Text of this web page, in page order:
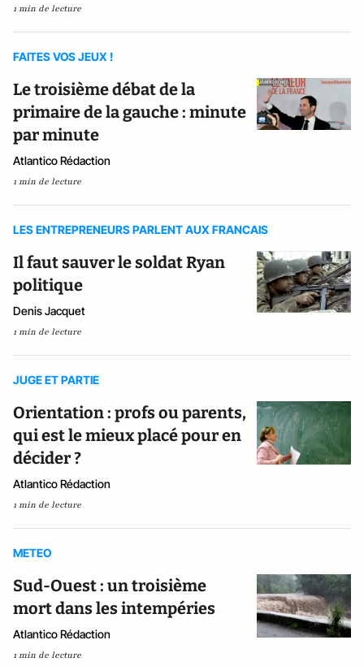
1 min de lecture
FAITES VOS JEUX !
Le troisième débat de la
primaire de la gauche : minute
par minute
Atlantico Rédaction
1 min de lecture
LES ENTREPRENEURS PARLENT AUX FRANCAIS
Il faut sauver le soldat Ryan
politique
Denis Jacquet
1 min de lecture
JUGE ET PARTIE
Orientation : profs ou parents,
qui est le mieux placé pour en
décider ?
Atlantico Rédaction
1 min de lecture
METEO
Sud-Ouest : un troisième
mort dans les intempéries
Atlantico Rédaction
1 min de lecture